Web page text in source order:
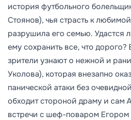
история футбольного
Стоянов), чья страсть к
разрушила его семью. Удастся
ему сохранить все, что
зрители узнают о нежной и
Уколова), которая внезапно
панической атаки без
обходит стороной драму и сам
встречи с шеф-поваром Егором